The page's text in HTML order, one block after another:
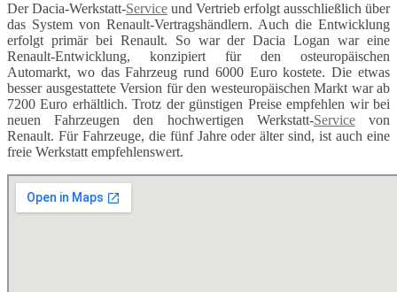
Der Dacia-Werkstatt-Service und Vertrieb erfolgt ausschließlich über
das System von Renault-Vertragshändlern. Auch die Entwicklung
erfolgt primär bei Renault. So war der Dacia Logan war eine
Renault-Entwicklung, konzipiert für den osteuropäischen
Automarkt, wo das Fahrzeug rund 6000 Euro kostete. Die etwas
besser ausgestattete Version für den westeuropäischen Markt war ab
7200 Euro erhältlich. Trotz der günstigen Preise empfehlen wir bei
neuen Fahrzeugen den hochwertigen Werkstatt-Servicevon
Renault. Für Fahrzeuge, die fünf Jahre oder älter sind, ist auch eine
freie Werkstatt empfehlenswert.